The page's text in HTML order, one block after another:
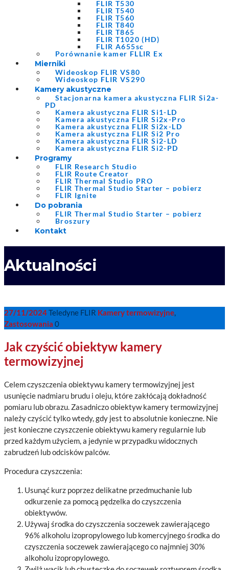
FLIR T530
FLIR T540
FLIR T560
FLIR T840
FLIR T865
FLIR T1020 (HD)
FLIR A655sc
Porównanie kamer FLLIR Ex
Mierniki
Wideoskop FLIR VS80
Wideoskop FLIR VS290
Kamery akustyczne
Stacjonarna kamera akustyczna FLIR Si2a-
PD
Kamera akustyczna FLIR Si1-LD
Kamera akustyczna FLIR Si2x-Pro
Kamera akustyczna FLIR Si2x-LD
Kamera akustyczna FLIR Si2 Pro
Kamera akustyczna FLIR Si2-LD
Kamera akustyczna FLIR Si2-PD
Programy
FLIR Research Studio
FLIR Route Creator
FLIR Thermal Studio PRO
FLIR Thermal Studio Starter – pobierz
FLIR Ignite
Do pobrania
FLIR Thermal Studio Starter – pobierz
Broszury
Kontakt
Aktualności
27/11/2024Teledyne FLIR Kamery termowizyjne,
Zastosowania 0
Jak czyścić obiektyw kamery
termowizyjnej
Celem czyszczenia obiektywu kamery termowizyjnej jest
usunięcie nadmiaru brudu i oleju, które zakłócają dokładność
pomiaru lub obrazu. Zasadniczo obiektyw kamery termowizyjnej
należy czyścić tylko wtedy, gdy jest to absolutnie konieczne. Nie
jest konieczne czyszczenie obiektywu kamery regularnie lub
przed każdym użyciem, a jedynie w przypadku widocznych
zabrudzeń lub odcisków palców.
Procedura czyszczenia:
Usunąć kurz poprzez delikatne przedmuchanie lub
odkurzenie za pomocą pędzelka do czyszczenia
obiektywów.
Używaj środka do czyszczenia soczewek zawierającego
96% alkoholu izopropylowego lub komercyjnego środka do
czyszczenia soczewek zawierającego co najmniej 30%
alkoholu izopropylowego.